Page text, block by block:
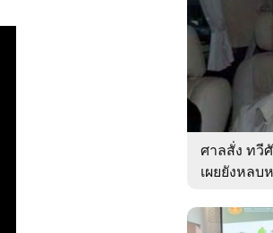
ศาลสั่ง ทวี
เผยยังหล